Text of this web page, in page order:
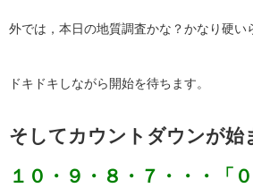
外では，本日の地質調査かな？かなり硬い
ドキドキしながら開始を待ちます。
そしてカウントダウンが始
１０・９・８・７・・・「